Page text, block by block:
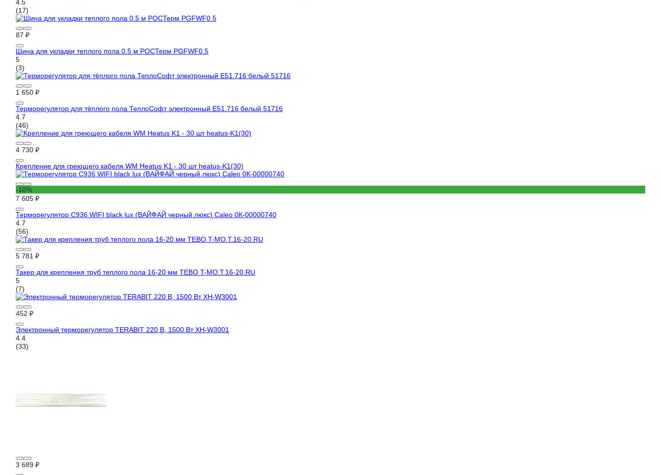
4.5
(17)
87 ₽
Шина для укладки теплого пола 0.5 м РОСТерм PGFWF0.5
5
(3)
1 650 ₽
Терморегулятор для тёплого пола ТеплоСофт электронный E51.716 белый 51716
4.7
(46)
4 730 ₽
Крепление для греющего кабеля WM Heatus K1 - 30 шт heatus-K1(30)
-10%
7 605 ₽
Терморегулятор C936 WIFI black lux (ВАЙФАЙ черный люкс) Caleo 0К-00000740
4.7
(56)
5 781 ₽
Такер для крепления труб теплого пола 16-20 мм TEBO T-МО.Т.16-20.RU
5
(7)
452 ₽
Электронный терморегулятор TERABIT 220 В, 1500 Вт XH-W3001
4.4
(33)
3 689 ₽